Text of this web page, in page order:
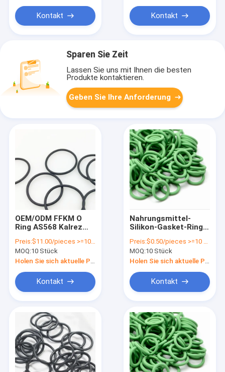
Kontakt Kontakt
Sparen Sie Zeit
Lassen Sie uns mit Ihnen die besten
Produkte kontaktieren.
Geben Sie Ihre Anforderung
OEM/ODM FFKM O
Ring AS568 Kalrez
Ringe
Wärmebeständigkeit
BS1806 29.87-1.78
Preis:$11.00/pieces >=10 pieces
MOQ:10 Stück
Kontakt
Nahrungsmittel-
Silikon-Gasket-Ring
hohe Temperaturen
und OEM/ODM-
Anforderungen
Preis:$0.50/pieces >=10 pieces
MOQ:10 Stück
Kontakt